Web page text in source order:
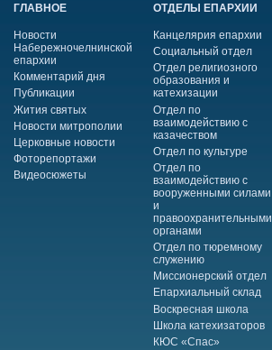
ГЛАВНОЕ
Новости
Набережночелнинской
епархии
Комментарий дня
Публикации
Жития святых
Новости митрополии
Церковные новости
Фоторепортажи
Видеосюжеты
ОТДЕЛЫ ЕПАРХИИ
Канцелярия епархии
Социальный отдел
Отдел религиозного
образования и
катехизации
Отдел по
взаимодействию с
казачеством
Отдел по культуре
Отдел по
взаимодействию с
вооруженными силами
и
правоохранительными
органами
Отдел по тюремному
служению
Миссионерский отдел
Епархиальный склад
Воскресная школа
Школа катехизаторов
КЮС «Спас»